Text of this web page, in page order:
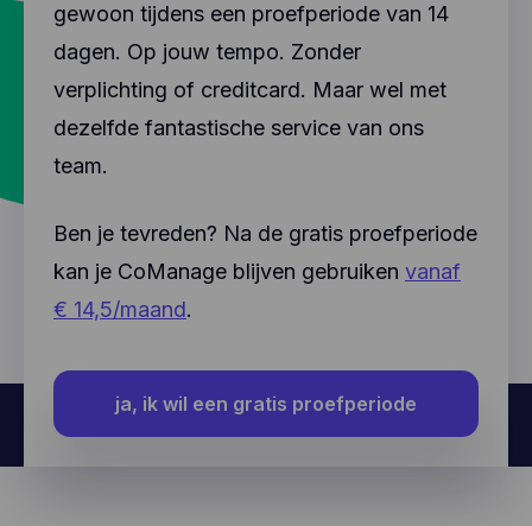
gewoon tijdens een proefperiode van 14
dagen. Op jouw tempo. Zonder
verplichting of creditcard. Maar wel met
dezelfde fantastische service van ons
team.
Ben je tevreden? Na de gratis proefperiode
kan je CoManage blijven gebruiken vanaf
€ 14,5/maand.
ja, ik wil een gratis proefperiode